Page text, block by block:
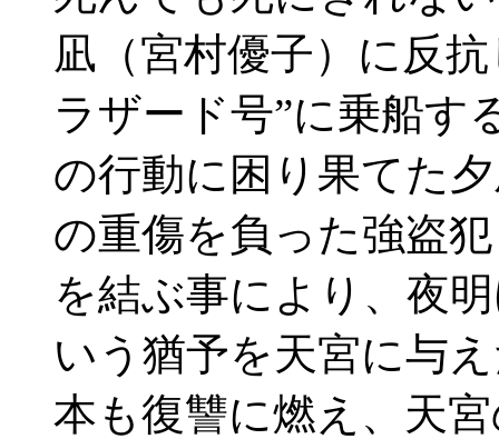
凪（宮村優子）に反
ラザード号”に乗船す
の行動に困り果てた
の重傷を負った強盗
を結ぶ事により、夜
いう猶予を天宮に与
本も復讐に燃え、天